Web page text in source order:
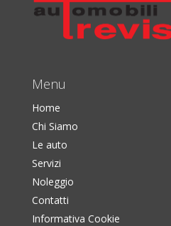
Menu
Home
Chi Siamo
Le auto
Servizi
Noleggio
Contatti
Informativa Cookie